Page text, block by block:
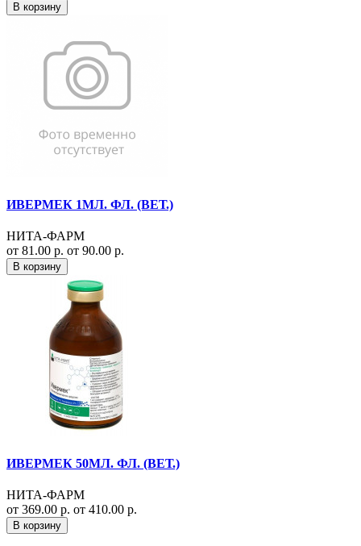
В корзину
ИВЕРМЕК 1МЛ. ФЛ. (ВЕТ.)
НИТА-ФАРМ
от 81.00 р. от 90.00 р.
В корзину
ИВЕРМЕК 50МЛ. ФЛ. (ВЕТ.)
НИТА-ФАРМ
от 369.00 р. от 410.00 р.
В корзину